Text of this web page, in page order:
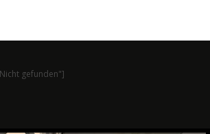
gefunden"]